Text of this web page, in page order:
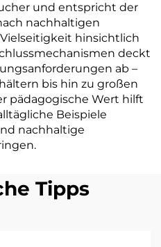
und entspricht der
nachhaltigen
hinsichtlich
deckt
ab –
bis hin zu großen
pädagogische Wert hilft
Beispiele
nachhaltige
Tipps